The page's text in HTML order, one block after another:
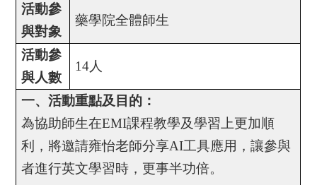
活動參
與對象
藥學院全體師生
活動參
與人數
14人
一、活動重點及目的：
為協助師生在EMI課程教學及學習上更加順
利，將邀請雍怡老師分享AI工具應用，讓參與
者進行英文學習時，更事半功倍。